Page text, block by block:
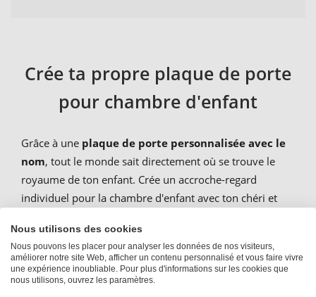
Crée ta propre plaque de porte
pour chambre d'enfant
Grâce à une plaque de porte personnalisée avec le
nom, tout le monde sait directement où se trouve le
royaume de ton enfant. Crée un accroche-regard
individuel pour la chambre d'enfant avec ton chéri et
avec son nom. Grâce à la
de noms, tu as un nombre infini de possibilités pour
créer ta plaque de porte. Chez PhotoFancy, il y en a
pour tous les goûts. Que ce soit un koala, un panda, un
Nous utilisons des cookies
Nous pouvons les placer pour analyser les données de nos visiteurs,
améliorer notre site Web, afficher un contenu personnalisé et vous faire vivre
une expérience inoubliable. Pour plus d'informations sur les cookies que
nous utilisons, ouvrez les paramètres.